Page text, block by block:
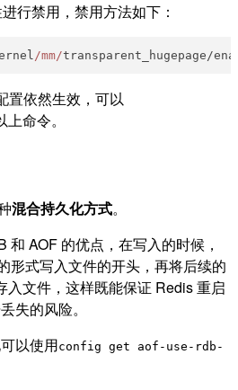
行禁用，禁用方法如下：
/mm/
置依然生效，可以
命令。
混合持久化方式。
AOF 的优点，在写入的时候，
形式写入文件的开头，再将后续的
入文件，这样既能保证 Redis 重启
失的风险。
以使用config get aof-use-rdb-